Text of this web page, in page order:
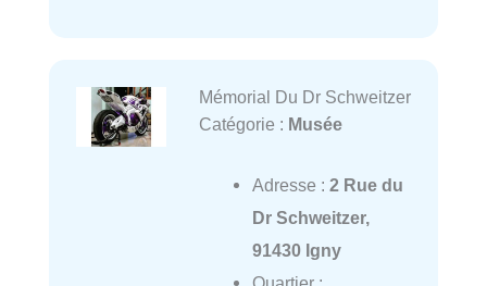
Mémorial Du Dr Schweitzer
Catégorie : Musée
Adresse : 2 Rue du
Dr Schweitzer,
91430 Igny